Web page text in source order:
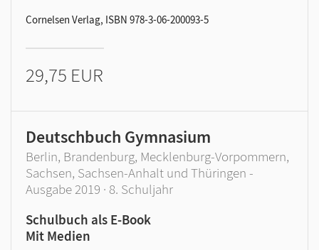
Cornelsen Verlag, ISBN 978-3-06-200093-5
29,75 EUR
Deutschbuch Gymnasium
Berlin, Brandenburg, Mecklenburg-Vorpommern,
Sachsen, Sachsen-Anhalt und Thüringen -
Ausgabe 2019 · 8. Schuljahr
Schulbuch als E-Book
Mit Medien